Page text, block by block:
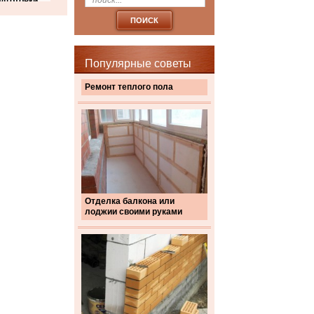
Популярные советы
Ремонт теплого пола
Отделка балкона или
лоджии своими руками